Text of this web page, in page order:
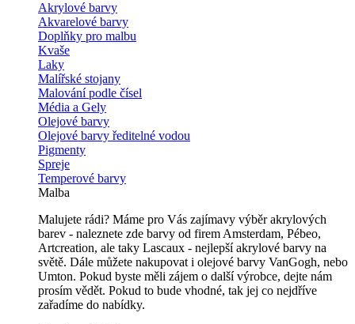
Akrylové barvy
Akvarelové barvy
Doplňky pro malbu
Kvaše
Laky
Malířské stojany
Malování podle čísel
Média a Gely
Olejové barvy
Olejové barvy ředitelné vodou
Pigmenty
Spreje
Temperové barvy
Malba
Malujete rádi? Máme pro Vás zajímavy výběr akrylových
barev - naleznete zde barvy od firem Amsterdam, Pébeo,
Artcreation, ale taky Lascaux - nejlepší akrylové barvy na
světě. Dále můžete nakupovat i olejové barvy VanGogh, nebo
Umton. Pokud byste měli zájem o další výrobce, dejte nám
prosím vědět. Pokud to bude vhodné, tak jej co nejdříve
zařadíme do nabídky.